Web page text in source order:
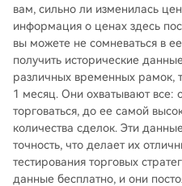
вам, сильно ли изменилась
информация о ценах здесь
вы можете не сомневаться в
получить исторические
различных временных рамок,
1 месяц. Они охватывают все:
торговаться, до ее самой
количества сделок. Эти
точность, что делает их
тестирования торговых
данные бесплатно, и они